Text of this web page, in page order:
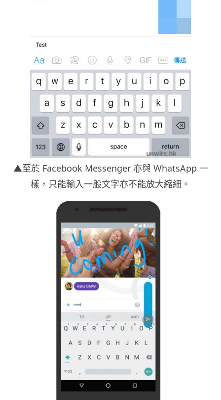
▲至於 Facebook Messenger 亦與 WhatsApp 一
樣，只能輸入一般文字亦不能放大縮細。